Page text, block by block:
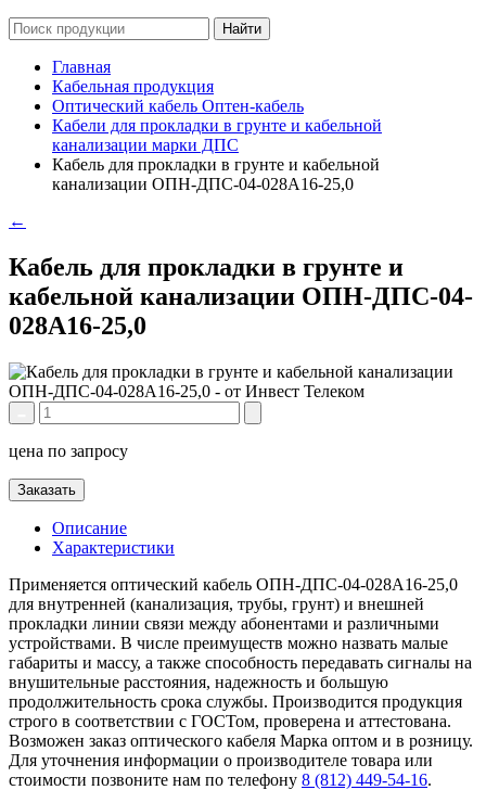
Главная
Кабельная продукция
Оптический кабель Оптен-кабель
Кабели для прокладки в грунте и кабельной
канализации марки ДПС
Кабель для прокладки в грунте и кабельной
канализации ОПН-ДПС-04-028А16-25,0
←
Кабель для прокладки в грунте и
кабельной канализации ОПН-ДПС-04-
028А16-25,0
цена по запросу
Заказать
Описание
Характеристики
Применяется оптический кабель ОПН-ДПС-04-028А16-25,0
для внутренней (канализация, трубы, грунт) и внешней
прокладки линии связи между абонентами и различными
устройствами. В числе преимуществ можно назвать малые
габариты и массу, а также способность передавать сигналы на
внушительные расстояния, надежность и большую
продолжительность срока службы. Производится продукция
строго в соответствии с ГОСТом, проверена и аттестована.
Возможен заказ оптического кабеля Марка оптом и в розницу.
Для уточнения информации о производителе товара или
стоимости позвоните нам по телефону 8 (812) 449-54-16.